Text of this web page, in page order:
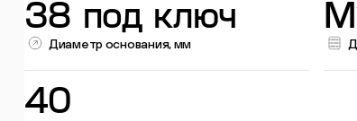
38 под ключ
Диаметр основания, мм
40